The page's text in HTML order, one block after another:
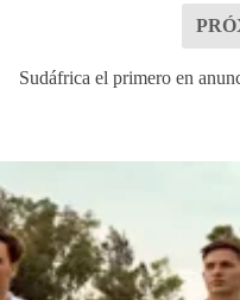
Sudáfrica el primero en